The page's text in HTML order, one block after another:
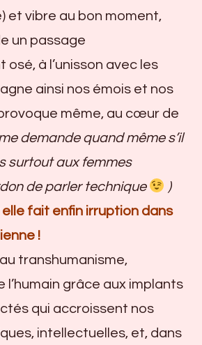
et vibre au bon moment,
un passage
à l’unisson avec les
ainsi nos émois et nos
même, au cœur de
demande quand même s’il
surtout aux femmes
de parler technique
)
elle fait enfin irruption dans
!
transhumanisme,
l’humain grâce aux implants
qui accroissent nos
intellectuelles, et, dans